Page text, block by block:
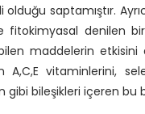
olduğu saptamıştır.
fitokimyasal denilen
maddelerin
vitaminlerini,
gibi bileşikleri içeren